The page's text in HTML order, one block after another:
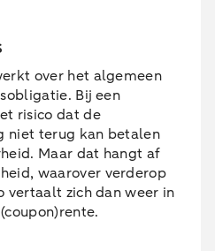
over het algemeen
Bij een
risico dat de
niet terug kan betalen
Maar dat hangt af
waarover verderop
vertaalt zich dan weer in